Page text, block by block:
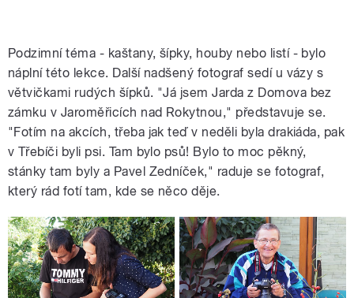
Podzimní téma - kaštany, šípky, houby nebo listí - bylo
náplní této lekce. Další nadšený fotograf sedí u vázy s
větvičkami rudých šípků. "Já jsem Jarda z Domova bez
zámku v Jaroměřicích nad Rokytnou," představuje se.
"Fotím na akcích, třeba jak teď v neděli byla drakiáda, pak
v Třebíči byli psi. Tam bylo psů! Bylo to moc pěkný,
stánky tam byly a Pavel Zedníček," raduje se fotograf,
který rád fotí tam, kde se něco děje.